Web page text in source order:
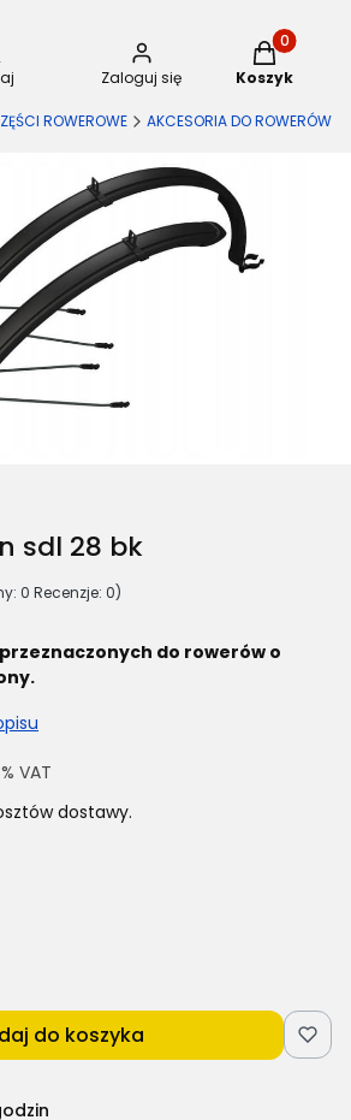
wyszukiwarkę
Zaloguj się
Produkty
Koszyk
ROWEROWE AKCESORIA DO ROWERÓW
sdl 28 bk
0 Recenzje: 0)
do rowerów o
VAT
VAT
dostawy.
do koszyka